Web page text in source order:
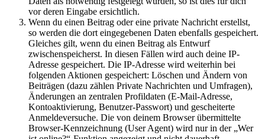
vor deren Eingabe ersichtlich.
Wenn du einen Beitrag oder eine private Nachricht erstellst,
so werden die dort eingegebenen Daten ebenfalls gespeichert.
Gleiches gilt, wenn du einen Beitrag als Entwurf
zwischenspeicherst. In diesen Fällen wird auch deine IP-
Adresse gespeichert. Die IP-Adresse wird weiterhin bei
folgenden Aktionen gespeichert: Löschen und Ändern von
Beiträgen (dazu zählen Private Nachrichten und Umfragen),
Änderungen an zentralen Profildaten (E-Mail-Adresse,
Kontoaktivierung, Benutzer-Passwort) und gescheiterte
Anmeldeversuche. Die von deinem Browser übermittelte
Browser-Kennzeichnung (User Agent) wird nur in der „Wer